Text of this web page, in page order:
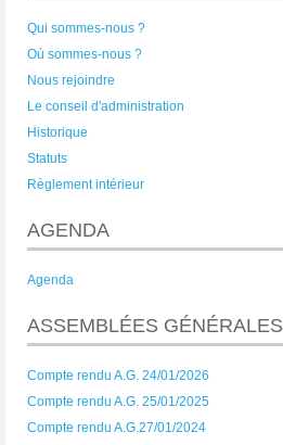
Qui sommes-nous ?
Où sommes-nous ?
Nous rejoindre
Le conseil d'administration
Historique
Statuts
Règlement intérieur
AGENDA
Agenda
ASSEMBLÉES GÉNÉRALES
Compte rendu A.G. 24/01/2026
Compte rendu A.G. 25/01/2025
Compte rendu A.G.27/01/2024